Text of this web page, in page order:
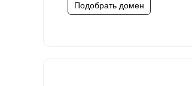
Подобрать домен